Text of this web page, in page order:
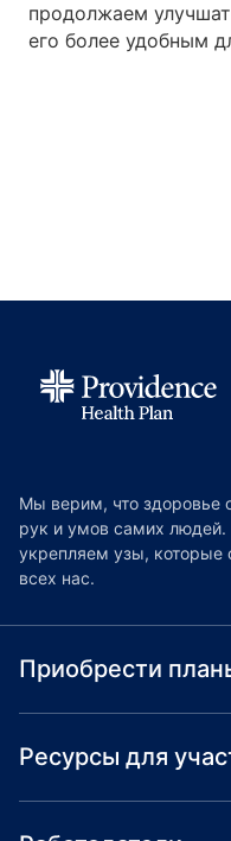
продолжаем
его более удобным
Мы верим, что здоровье
рук и умов самих людей.
укрепляем узы,
всех нас.
Приобрести
Ресурсы для